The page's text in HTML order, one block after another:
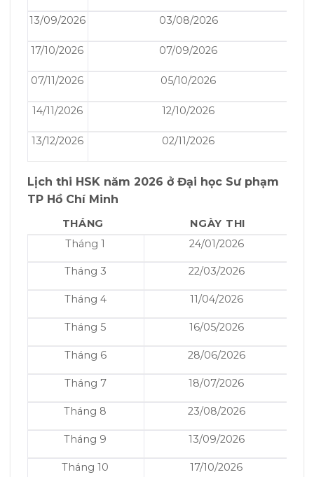
13/09/2026 03/08/2026
17/10/2026 07/09/2026
07/11/2026 05/10/2026
14/11/2026 12/10/2026
13/12/2026 02/11/2026
Lịch thi HSK năm 2026 ở Đại học Sư phạm
TP Hồ Chí Minh
THÁNG
NGÀY THI
Tháng 1
24/01/2026
Tháng 3 22/03/2026
Tháng 4 11/04/2026
Tháng 5 16/05/2026
Tháng 6 28/06/2026
Tháng 7 18/07/2026
Tháng 8 23/08/2026
Tháng 9 13/09/2026
Tháng 10 17/10/2026